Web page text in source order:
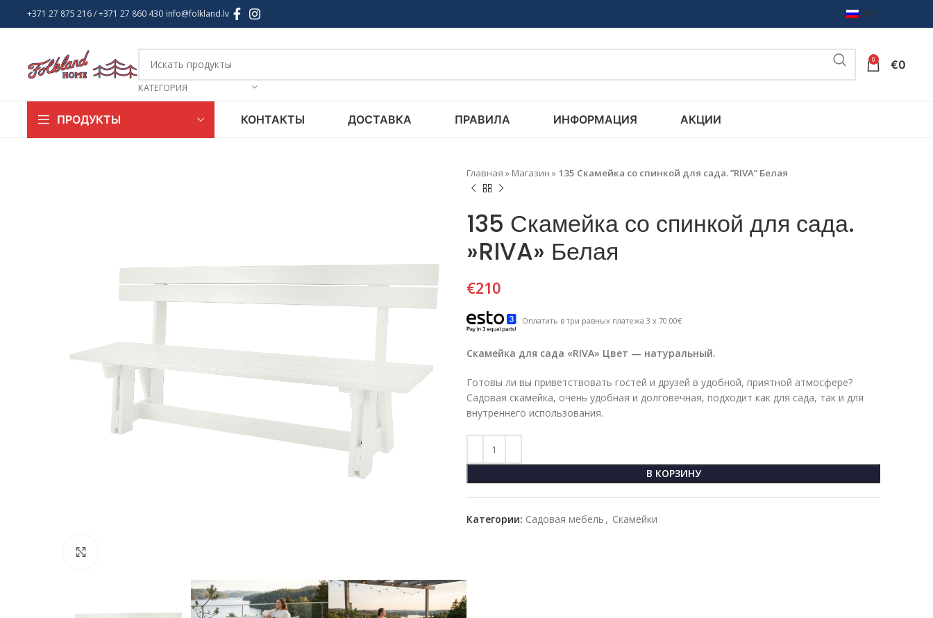
+371 27 875 216/ +371 27 860 430 info@folkland.lv RU
КАТЕГОРИЯ
0 €0
ПРОДУКТЫ КОНТАКТЫ ДОСТАВКА ПРАВИЛА ИНФОРМАЦИЯ АКЦИИ
Главная » Магазин » 135 Скамейка со спинкой для сада. ”RIVA” Белая
135 Скамейка со спинкой для сада.
»RIVA» Белая
€210
Оплатить в три равных платежа 3 x 70.00€
Скамейка для сада «RIVA» Цвет — натуральный.
Готовы ли вы приветствовать гостей и друзей в удобной, приятной атмосфере?
Садовая скамейка, очень удобная и долговечная, подходит как для сада, так и для
внутреннего использования.
В КОРЗИНУ
Категории: Садовая мебель , Скамейки